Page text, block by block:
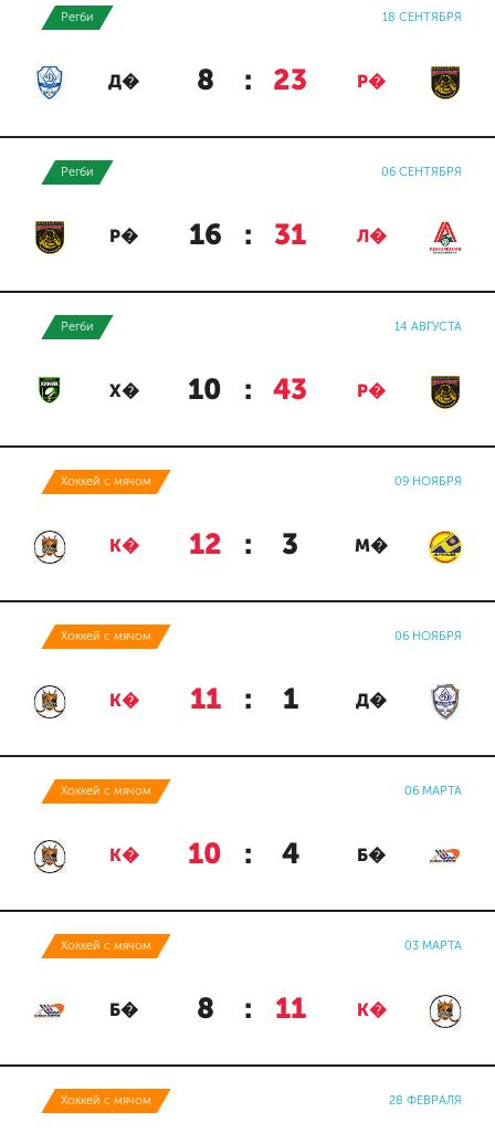
Регби 18 СЕНТЯБРЯ
Д� 8 : 23 Р�
Регби 06 СЕНТЯБРЯ
Р� 16 : 31 Л�
Регби 14 АВГУСТА
Х� 10 : 43 Р�
Хоккей с мячом 09 НОЯБРЯ
К� 12 : 3 М�
Хоккей с мячом 06 НОЯБРЯ
К� 11 : 1 Д�
Хоккей с мячом 06 МАРТА
К� 10 : 4 Б�
Хоккей с мячом 03 МАРТА
Б� 8 : 11 К�
Хоккей с мячом 28 ФЕВРАЛЯ